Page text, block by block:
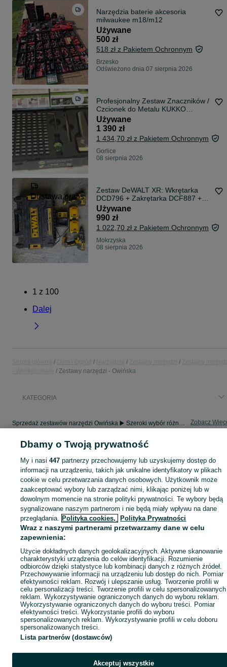
Narzędzia baterie akcesoria
milwaukee m18/m12
Używane
500 zł
518 zł z Pakietem Ochronnym
Brzesko
Odświeżono dnia 07 sierpnia 2026
Profesjonalny Zestaw Znaczników /
Czcionek do Metalu KUKKO
TURNUS 333 – Premium
Używane
1 390 zł
1 434,70 zł z Pakietem Ochronnym
Gorlice
08 sierpnia 2026
Dostawa gratis
Zestaw DeWALT XR: Wkrętarka
DCD796 + Zakrętarka DCF887 +
2x 4Ah + Ładowarka
Używane
990 zł
1 022,70 zł z Pakietem Ochronnym
Mokrzyska
08 sierpnia 2026
1 z 100
Dalej
Zestawy narzędzi - Owińska
KATEGORIA
Sprzedaż zestawów narzędzi Owińska ▶️ Szeroki wybór różnych marek w atrakcyjnych cenach ✅ Nowe i używane ☝ Sprawdź oferty i kupuj na OLX.pl! Zobacz
Mapa kategorii
Mapa miejscowości
Mapa ministron
Popularne wyszukiwania
Dbamy o Twoją prywatność
My i nasi447 partnerzy przechowujemy lub uzyskujemy dostęp do
informacji na urządzeniu, takich jak unikalne identyfikatory w plikach
cookie w celu przetwarzania danych osobowych. Użytkownik może
zaakceptować wybory lub zarządzać nimi, klikając poniżej lub w
dowolnym momencie na stronie polityki prywatności. Te wybory będą
sygnalizowane naszym partnerom i nie będą miały wpływu na dane
przeglądania. Polityka cookies, Polityka Prywatności
Wraz z naszymi partnerami przetwarzamy dane w celu
zapewnienia:
Użycie dokładnych danych geolokalizacyjnych. Aktywne skanowanie
charakterystyki urządzenia do celów identyfikacji. Rozumienie
odbiorców dzięki statystyce lub kombinacji danych z różnych źródeł.
Przechowywanie informacji na urządzeniu lub dostęp do nich. Pomiar
efektywności reklam. Rozwój i ulepszanie usług. Tworzenie profili w
celu personalizacji treści. Tworzenie profili w celu spersonalizowanych
reklam. Wykorzystywanie ograniczonych danych do wyboru reklam.
Wykorzystywanie ograniczonych danych do wyboru treści. Pomiar
efektywności treści. Wykorzystanie profili do wyboru
spersonalizowanych reklam. Wykorzystywanie profili w celu doboru
spersonalizowanych treści.
Lista partnerów (dostawców)
Akceptuj wszystkie